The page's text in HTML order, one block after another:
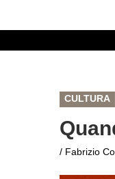
CULTURA
/ Fabrizio